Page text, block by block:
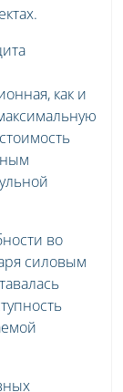
как и
во
силовым